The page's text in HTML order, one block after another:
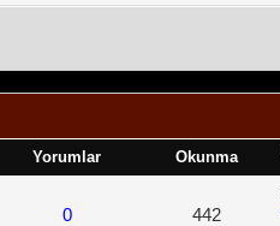
Yorumlar Okunma
0 442